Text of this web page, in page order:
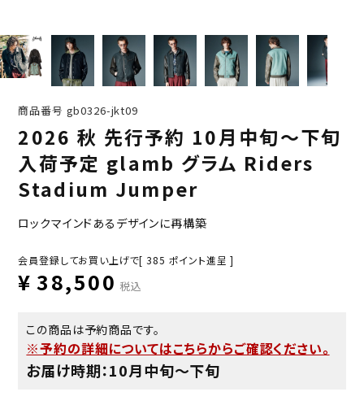
商品番号 gb0326-jkt09
2026 秋 先行予約 10月中旬～下旬
入荷予定 glamb グラム Riders
Stadium Jumper
ロックマインドあるデザインに再構築
会員登録してお買い上げで[ 385 ポイント進呈 ]
¥ 38,500 税込
この商品は予約商品です。
※予約の詳細についてはこちらからご確認ください。
お届け時期：10月中旬〜下旬